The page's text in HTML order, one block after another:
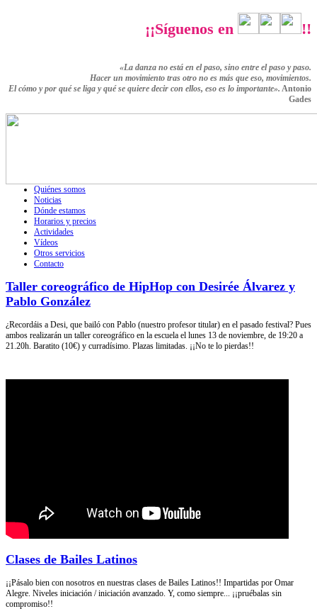
¡¡Síguenos en !!
«La danza no está en el paso, sino entre el paso y paso.
Hacer un movimiento tras otro no es más que eso, movimientos.
El cómo y por qué se liga y qué se quiere decir con ellos, eso es lo importante». Antonio
Gades
Quiénes somos
Noticias
Dónde estamos
Horarios y precios
Actividades
Vídeos
Otros servicios
Contacto
Taller coreográfico de HipHop con Desirée Álvarez y
Pablo González
¿Recordáis a Desi, que bailó con Pablo (nuestro profesor titular) en el pasado festival? Pues
ambos realizarán un taller coreográfico en la escuela el lunes 13 de noviembre, de 19:20 a
21.20h. Baratito (10€) y curradísimo. Plazas limitadas. ¡¡No te lo pierdas!!
Clases de Bailes Latinos
¡¡Pásalo bien con nosotros en nuestras clases de Bailes Latinos!! Impartidas por Omar
Alegre. Niveles iniciación / iniciación avanzado. Y, como siempre... ¡¡pruébalas sin
compromiso!!